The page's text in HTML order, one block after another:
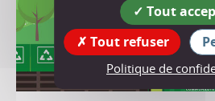
Tout
Tout refuser
Politique de